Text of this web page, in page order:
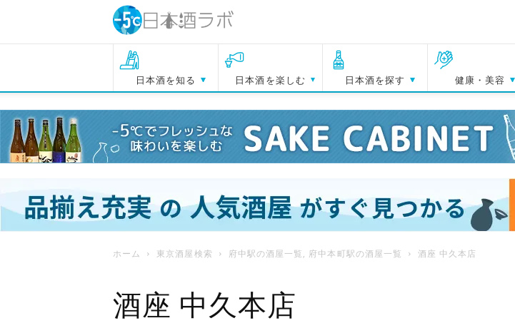
日本酒を知る 日本酒を楽しむ 日本酒を探す 健康・美容
ホーム 東京酒屋検索 府中駅の酒屋一覧, 府中本町駅の酒屋一覧 酒座 中久本店
酒座 中久本店